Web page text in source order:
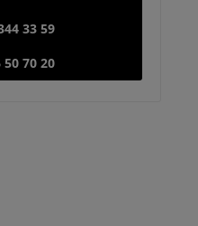
33 59
50 70 20